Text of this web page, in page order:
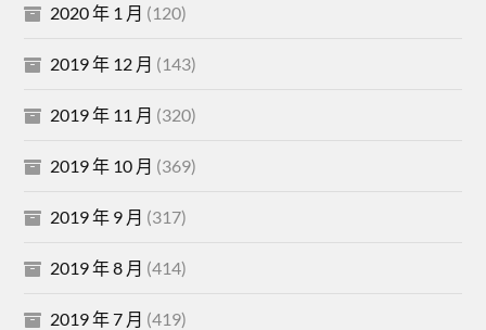
2020 年 1 月 (120)
2019 年 12 月 (143)
2019 年 11 月 (320)
2019 年 10 月 (369)
2019 年 9 月 (317)
2019 年 8 月 (414)
2019 年 7 月 (419)